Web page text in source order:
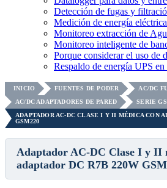
Detección de fugas y
Medición de energía eléctrica
Monitoreo extracción de
Monitoreo inteligente de
Porque considerar el uso de
Respaldo de energía UPS en
INICIO FUENTES DE PODER
AC/DC
AC/DC ADAPTADORES DE PARED
SERIE
ADAPTADOR AC-DC CLASE I Y II MÉDICA CON
GSM220
Adaptador AC-DC Clase I y II
adaptador DC R7B 220W